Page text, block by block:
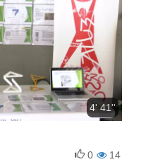
4' 41''
14
0